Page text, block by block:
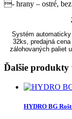
- hrany – ostré,
Systém automaticky
32ks, predajná
zálohovaných paliet
Ďalšie
HYDRO BG